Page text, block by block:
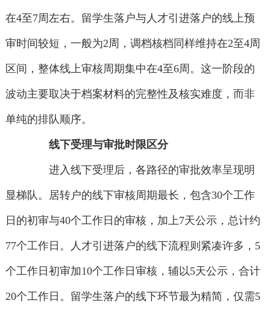
在4至7周左右。留学生落户与人才引进落户的线上预
审时间较短，一般为2周，调档核档同样维持在2至4周
区间，整体线上审核周期集中在4至6周。这一阶段的
波动主要取决于档案材料的完整性及核实难度，而非
单纯的排队顺序。
线下受理与审批时限区分
进入线下受理后，各路径的审批效率呈现明
显梯队。居转户的线下审核周期最长，包含30个工作
日的初审与40个工作日的审核，加上7天公示，总计约
77个工作日。人才引进落户的线下流程则紧凑许多，5
个工作日初审加10个工作日审核，辅以5天公示，合计
20个工作日。留学生落户的线下环节最为精简，仅需5